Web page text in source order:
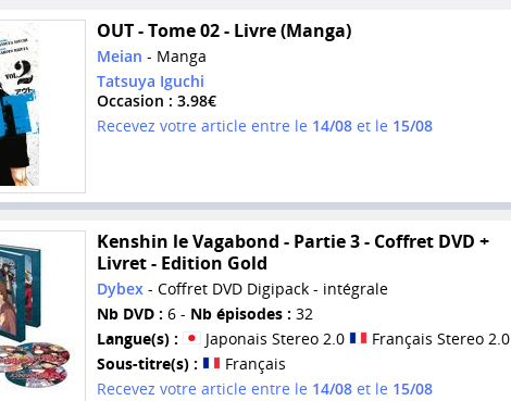
OUT - Tome 02 - Livre (Manga)
Meian - Manga
Tatsuya Iguchi
Occasion : 3.98€
Recevez votre article entre le 14/08et le 15/08
Kenshin le Vagabond - Partie 3 - Coffret DVD +
Livret - Edition Gold
Dybex- Coffret DVD Digipack - intégrale
Nb DVD : 6 - Nb épisodes : 32
Langue(s) :
Japonais Stereo 2.0
Français Stereo 2.0
Sous-titre(s) :
Français
Recevez votre article entre le 14/08et le 15/08